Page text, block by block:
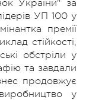
України" за
УП 100 у
премії
стійкості,
обстріли у
та завдали
продовжує
у